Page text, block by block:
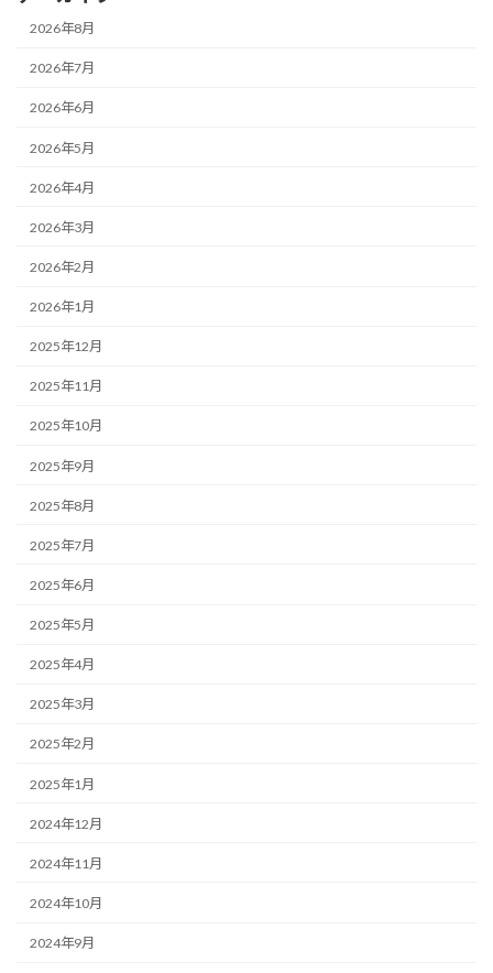
2026年8月
2026年7月
2026年6月
2026年5月
2026年4月
2026年3月
2026年2月
2026年1月
2025年12月
2025年11月
2025年10月
2025年9月
2025年8月
2025年7月
2025年6月
2025年5月
2025年4月
2025年3月
2025年2月
2025年1月
2024年12月
2024年11月
2024年10月
2024年9月